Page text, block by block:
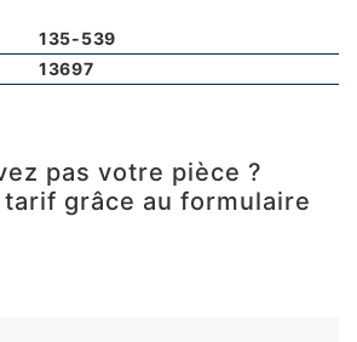
135-539
13697
pas votre pièce ?
tarif grâce au formulaire